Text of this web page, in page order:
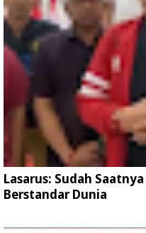
Lasarus: Sudah
Berstandar Dunia